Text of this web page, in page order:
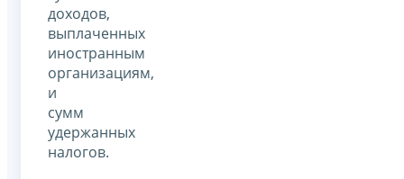
доходов,
выплаченных
иностранным
организациям,
и
сумм
удержанных
налогов.